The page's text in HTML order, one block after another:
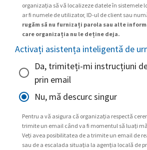
organizația să vă localizeze datele în sistemele
ar fi numele de utilizator, ID-ul de client sau
rugăm să nu furnizați parola sau alte
care organizația nu le deține deja.
Activați asistența inteligentă de
Da, trimiteți-mi instrucțiuni
prin email
Nu, mă descurc singur
Pentru a vă asigura că organizația respectă
trimite un email când va fi momentul să luați
Veți avea posibilitatea de a trimite un email de
sau de a escalada situația la agenția locală de